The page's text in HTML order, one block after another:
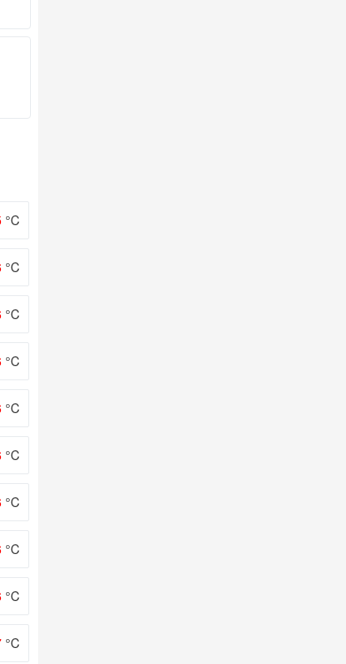
°C
°C
°C
°C
°C
°C
°C
°C
°C
°C